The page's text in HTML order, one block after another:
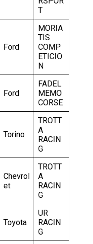
T
Ford
MORIA
TIS
COMP
ETICIO
N
Ford
FADEL
MEMO
CORSE
Torino
TROTT
A
RACIN
G
Chevrol
et
TROTT
A
RACIN
G
Toyota
UR
RACIN
G